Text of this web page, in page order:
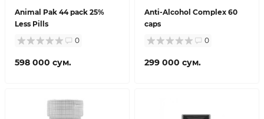
Animal Pak 44 pack 25%
Less Pills
0
598 000 сум.
Anti-Alcohol Complex 60
caps
0
299 000 сум.